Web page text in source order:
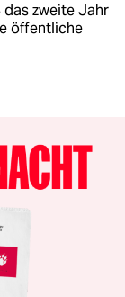
zweite Jahr
öffentliche